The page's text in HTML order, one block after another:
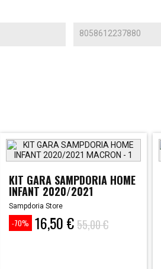
8058612237880
KIT GARA SAMPDORIA HOME
INFANT 2020/2021
Sampdoria Store
-70%
Prezzo16,50 €
Prezzo
base
55,00 €